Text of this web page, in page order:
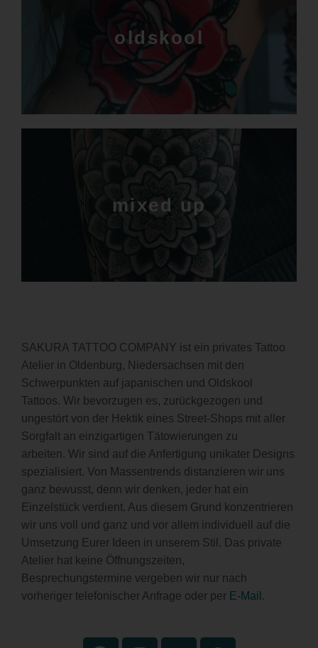
oldskool
mixed up
SAKURA TATTOO COMPANY ist ein privates Tattoo
Atelier in Oldenburg, Niedersachsen mit den
Schwerpunkten auf japanischen und Oldskool
Tattoos. Wir bevorzugen es, zurückgezogen und
ungestört von der Hektik eines Street-Shops mit aller
Sorgfalt an einzigartigen Tätowierungen zu
arbeiten. Wir sind auf die Anfertigung unikater Designs
spezialisiert. Von Massentrends distanzieren wir uns
ganz bewusst, denn wir denken, jeder hat ein
Einzelstück verdient. Aus diesem Grund konzentrieren
wir uns voll und ganz und vor allem individuell auf die
Umsetzung Eurer Ideen in unserem Stil. Das private
Atelier hat keine Öffnungszeiten,
Besprechungstermine vergeben wir nur nach
vorheriger telefonischer Anfrage oder per E-Mail .